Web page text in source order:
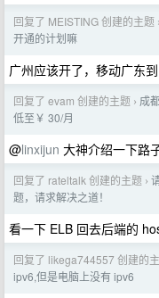
回复了 MEISTING 创建的主题 ›
开通的计划嘛
广州应该开了，移动广东
回复了 evam 创建的主题 › 成
低至￥ 30/月
@linxijun 大神介绍一下路
回复了 rateltalk 创建的主题 ›
题，请求解决之道！
看一下 ELB 回去后端的
回复了 likega744557 创建的
ipv6,但是电脑上没有 ipv6